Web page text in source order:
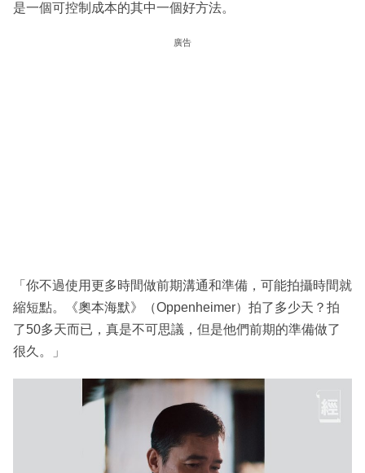
是一個可控制成本的其中一個好方法。
廣告
「你不過使用更多時間做前期溝通和準備，可能拍攝時間就
縮短點。《奧本海默》（Oppenheimer）拍了多少天？拍
了50多天而已，真是不可思議，但是他們前期的準備做了
很久。」